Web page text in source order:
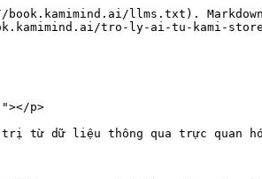
llms.txt).
tro-ly-ai-tu-kami-
p>
từ dữ liệu thông qua trực quan